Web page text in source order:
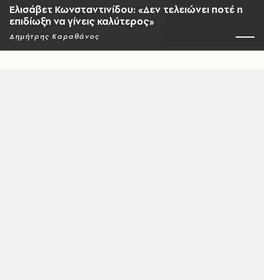
Ελισάβετ Κωνσταντινίδου: «Δεν τελειώνει ποτέ η
επιδίωξη να γίνεις καλύτερος»
Δημήτρης Καραθάνος